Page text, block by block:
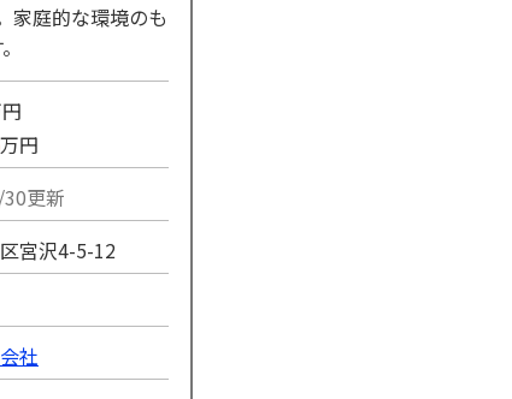
家庭的な環境のも
万円
更新
宮沢4-5-12
社